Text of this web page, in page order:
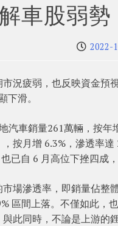
車股弱
2022-
況疲弱，也反映資金預
滑。
汽車銷量261萬輛，按
按月增 6.3%，滲透率
已自 6 月高位下挫四成
場滲透率，即銷量佔整
區間上落。不僅如此
此同時，不論是上游的